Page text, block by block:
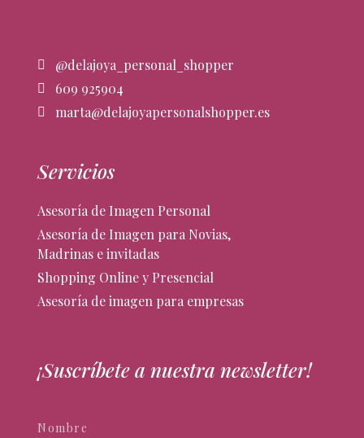
@delajoya_personal_shopper
609 925904
marta@delajoyapersonalshopper.es
Servicios
Asesoría de Imagen Personal
Asesoría de Imagen para Novias,
Madrinas e invitadas
Shopping Online y Presencial
Asesoría de imagen para empresas
¡Suscríbete a nuestra newsletter!